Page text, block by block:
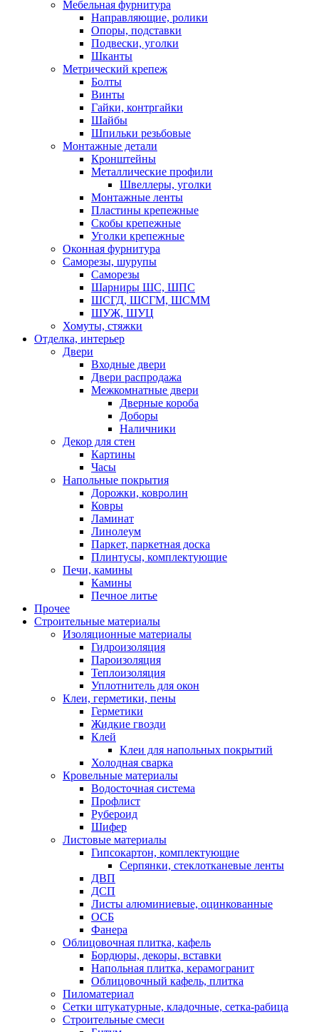
Мебельная фурнитура
Направляющие, ролики
Опоры, подставки
Подвески, уголки
Шканты
Метрический крепеж
Болты
Винты
Гайки, контргайки
Шайбы
Шпильки резьбовые
Монтажные детали
Кронштейны
Металлические профили
Швеллеры, уголки
Монтажные ленты
Пластины крепежные
Скобы крепежные
Уголки крепежные
Оконная фурнитура
Саморезы, шурупы
Саморезы
Шарниры ШС, ШПС
ШСГД, ШСГМ, ШСММ
ШУЖ, ШУЦ
Хомуты, стяжки
Отделка, интерьер
Двери
Входные двери
Двери распродажа
Межкомнатные двери
Дверные короба
Доборы
Наличники
Декор для стен
Картины
Часы
Напольные покрытия
Дорожки, ковролин
Ковры
Ламинат
Линолеум
Паркет, паркетная доска
Плинтусы, комплектующие
Печи, камины
Камины
Печное литье
Прочее
Строительные материалы
Изоляционные материалы
Гидроизоляция
Пароизоляция
Теплоизоляция
Уплотнитель для окон
Клеи, герметики, пены
Герметики
Жидкие гвозди
Клей
Клеи для напольных покрытий
Холодная сварка
Кровельные материалы
Водосточная система
Профлист
Рубероид
Шифер
Листовые материалы
Гипсокартон, комплектующие
Серпянки, стеклотканевые ленты
ДВП
ДСП
Листы алюминиевые, оцинкованные
ОСБ
Фанера
Облицовочная плитка, кафель
Бордюры, декоры, вставки
Напольная плитка, керамогранит
Облицовочный кафель, плитка
Пиломатериал
Сетки штукатурные, кладочные, сетка-рабица
Строительные смеси